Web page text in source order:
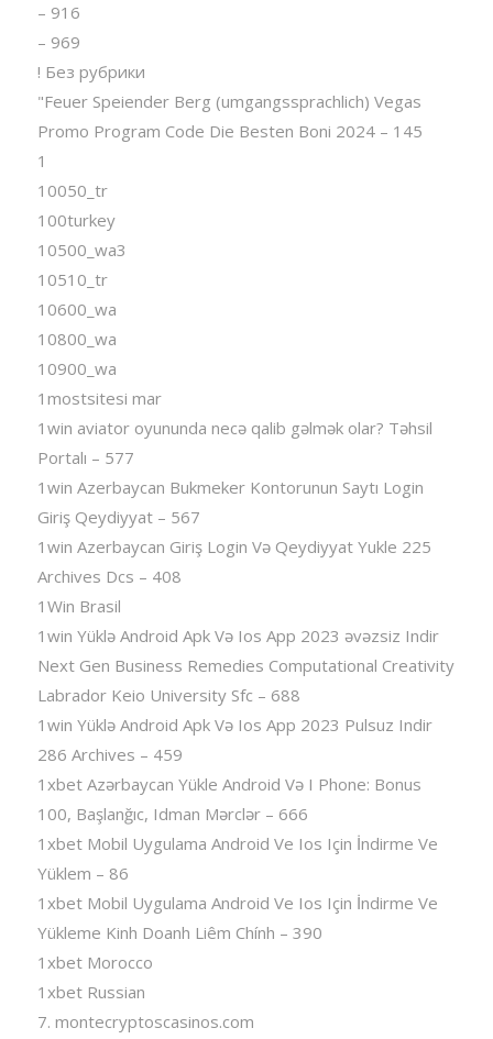
– 916
– 969
! Без рубрики
"Feuer Speiender Berg (umgangssprachlich) Vegas
Promo Program Code Die Besten Boni 2024 – 145
1
10050_tr
100turkey
10500_wa3
10510_tr
10600_wa
10800_wa
10900_wa
1mostsitesi mar
1win aviator oyununda necə qalib gəlmək olar? Təhsil
Portalı – 577
1win Azerbaycan Bukmeker Kontorunun Saytı Login
Giriş Qeydiyyat – 567
1win Azerbaycan Giriş Login Və Qeydiyyat Yukle 225
Archives Dcs – 408
1Win Brasil
1win Yüklə Android Apk Və Ios App 2023 əvəzsiz Indir
Next Gen Business Remedies Computational Creativity
Labrador Keio University Sfc – 688
1win Yüklə Android Apk Və Ios App 2023 Pulsuz Indir
286 Archives – 459
1xbet Azərbaycan Yükle Android Və I Phone: Bonus
100, Başlanğıc, Idman Mərclər – 666
1xbet Mobil Uygulama Android Ve Ios Için İndirme Ve
Yüklem – 86
1xbet Mobil Uygulama Android Ve Ios Için İndirme Ve
Yükleme Kinh Doanh Liêm Chính – 390
1xbet Morocco
1xbet Russian
7. montecryptoscasinos.com